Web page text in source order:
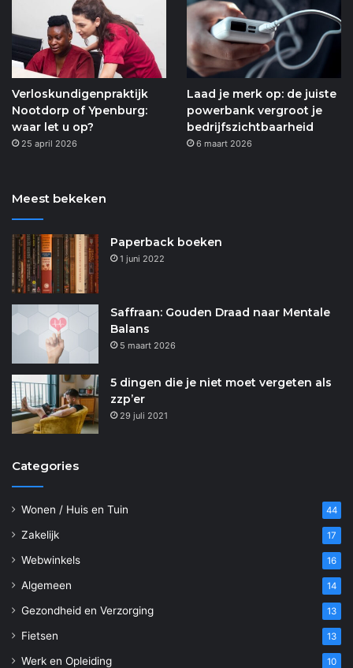
Verloskundigenpraktijk
Nootdorp of Ypenburg:
waar let u op?
25 april 2026
Laad je merk op: de juiste
powerbank vergroot je
bedrijfszichtbaarheid
6 maart 2026
Meest bekeken
Paperback boeken
1 juni 2022
Saffraan: Gouden Draad naar Mentale
Balans
5 maart 2026
5 dingen die je niet moet vergeten als
zzp’er
29 juli 2021
Categories
Wonen / Huis en Tuin 44
Zakelijk 17
Webwinkels 16
Algemeen 14
Gezondheid en Verzorging 13
Fietsen 13
Werk en Opleiding 10